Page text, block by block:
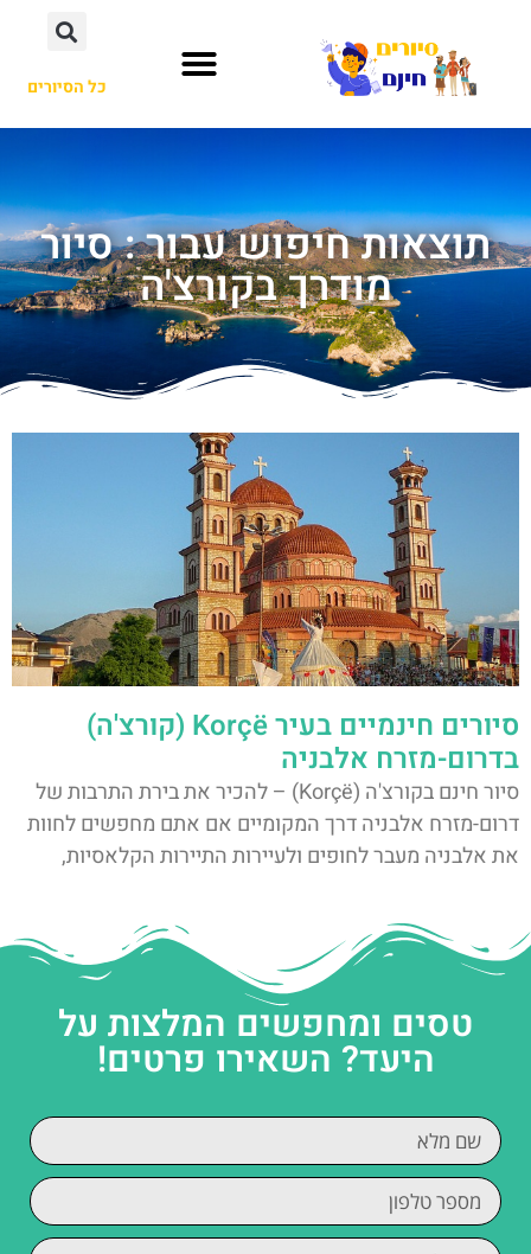
כל הסיורים
תוצאות חיפוש עבור : סיור
מודרך בקורצ'ה
סיורים חינמיים בעיר Korçë (קורצ'ה)
בדרום-מזרח אלבניה
סיור חינם בקורצ'ה (Korçë) – להכיר את בירת התרבות של
דרום-מזרח אלבניה דרך המקומיים אם אתם מחפשים לחוות
את אלבניה מעבר לחופים ולעיירות התיירות הקלאסיות,
טסים ומחפשים המלצות על
היעד? השאירו פרטים!